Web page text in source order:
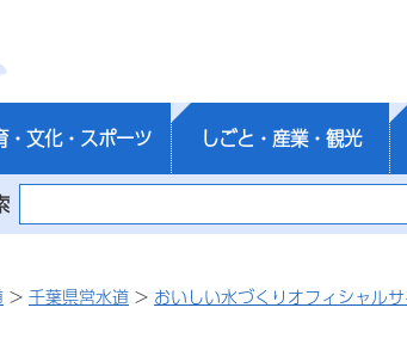
・文化・スポーツ しごと・産業・観光
> 千葉県営水道 > おいしい水づくりオフィシャル